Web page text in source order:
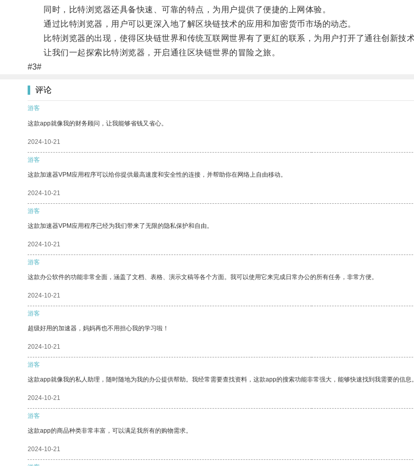
同时，比特浏览器还具备快速、可靠的特点，为用户提供了便捷的上网体验。
通过比特浏览器，用户可以更深入地了解区块链技术的应用和加密货币市场的动态。
比特浏览器的出现，使得区块链世界和传统互联网世界有了更紅的联系，为用户打开了通往创新技术
让我们一起探索比特浏览器，开启通往区块链世界的冒险之旅。
#3#
评论
游客
这款app就像我的财务顾问，让我能够省钱又省心。
2024-10-21
游客
这款加速器VPM应用程序可以给你提供最高速度和安全性的连接，并帮助你在网络上自由移动。
2024-10-21
游客
这款加速器VPM应用程序已经为我们带来了无限的隐私保护和自由。
2024-10-21
游客
这款办公软件的功能非常全面，涵盖了文档、表格、演示文稿等各个方面。我可以使用它来完成日常办公的所有任务，非常方便。
2024-10-21
游客
超级好用的加速器，妈妈再也不用担心我的学习啦！
2024-10-21
游客
这款app就像我的私人助理，随时随地为我的办公提供帮助。我经常需要查找资料，这款app的搜索功能非常强大，能够快速找到我需要的信息。
2024-10-21
游客
这款app的商品种类非常丰富，可以满足我所有的购物需求。
2024-10-21